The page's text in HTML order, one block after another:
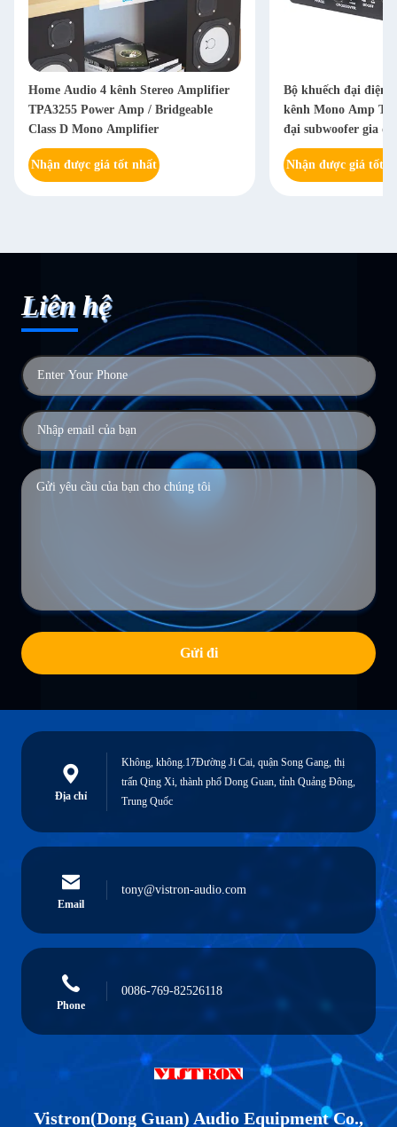
Home Audio 4 kênh Stereo Amplifier
TPA3255 Power Amp / Bridgeable
Class D Mono Amplifier
Nhận được giá tốt nhất
Bộ khuếch đại điện
kênh Mono Amp
đại subwoofer gia
Nhận được giá tốt
Liên hệ
Gửi đi
Địa chỉ
Không, không.17Đường Ji Cai, quận Song Gang, thị
trấn Qing Xi, thành phố Dong Guan, tỉnh Quảng Đông,
Trung Quốc
Email
tony@vistron-audio.com
Phone
0086-769-82526118
Vistron(Dong Guan) Audio Equipment Co.,